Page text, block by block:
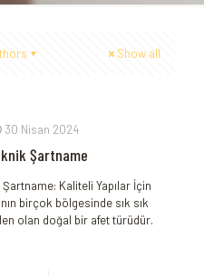
Show all
30 Nisan 2024
Şartname
Kaliteli Yapılar İçin
birçok bölgesinde sık sık
olan doğal bir afet türüdür.